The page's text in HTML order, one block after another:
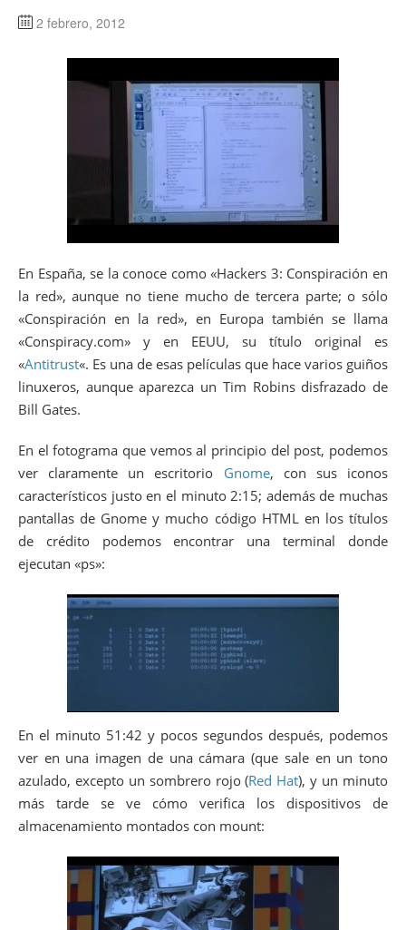
2 febrero, 2012
En España, se la conoce como «Hackers 3: Conspiración en
la red», aunque no tiene mucho de tercera parte; o sólo
«Conspiración en la red», en Europa también se llama
«Conspiracy.com» y en EEUU, su título original es
«Antitrust«. Es una de esas películas que hace varios guiños
linuxeros, aunque aparezca un Tim Robins disfrazado de
Bill Gates.
En el fotograma que vemos al principio del post, podemos
ver claramente un escritorio Gnome, con sus iconos
característicos justo en el minuto 2:15; además de muchas
pantallas de Gnome y mucho código HTML en los títulos
de crédito podemos encontrar una terminal donde
ejecutan «ps»:
En el minuto 51:42 y pocos segundos después, podemos
ver en una imagen de una cámara (que sale en un tono
azulado, excepto un sombrero rojo (Red Hat), y un minuto
más tarde se ve cómo verifica los dispositivos de
almacenamiento montados con mount: